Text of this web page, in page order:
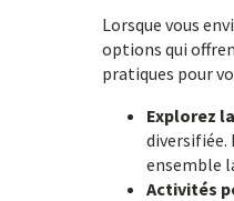
Lorsque vous
options qui
pratiques pour
Explorez
diversifiée.
ensemble
Activités